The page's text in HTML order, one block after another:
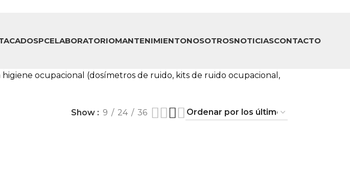
PCELABORATORIOMANTENIMIENTONOSOTROSNOTICIASCONTACTO
higiene ocupacional (dosímetros de ruido, kits de ruido ocupacional,
Show 9 24 36